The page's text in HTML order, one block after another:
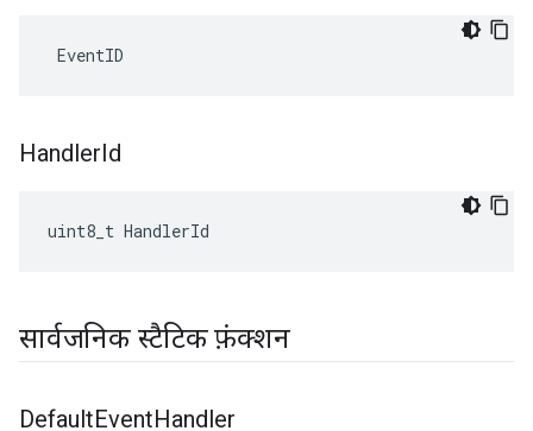
EventID
HandlerId
uint8_t HandlerId
सार्वजनिक स्टैटिक फ़ंक्शन
DefaultEventHandler